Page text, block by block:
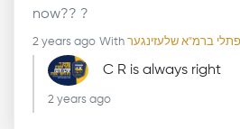
now?? ?
2 years ago With
C R is always right
2 years ago